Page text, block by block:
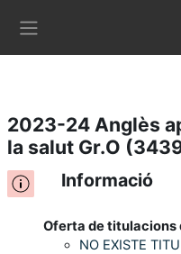
Ves al contingut principal
2023-24 Anglès
la salut Gr.O
Informació
Oferta de titulacions
NO EXISTE